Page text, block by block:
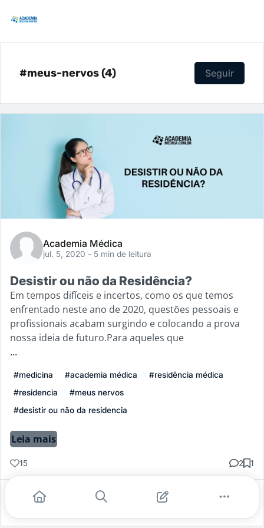
#meus-nervos (4) Seguir
Academia Médica
jul. 5, 2020 - 5 min de leitura
Desistir ou não da Residência?
Em tempos difíceis e incertos, como os que temos
enfrentado neste ano de 2020, questões pessoais e
profissionais acabam surgindo e colocando a prova
nossa ideia de futuro.Para aqueles que
...
#medicina #academia médica
#residência médica
#residencia
#meus nervos
#desistir ou não da residencia
Leia mais
15 2 1